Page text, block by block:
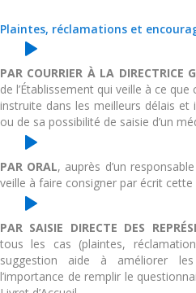
Plaintes, réclamations et
PAR COURRIER À LA DIRECTRICE
de l’Établissement qui veille à ce
instruite dans les meilleurs délais
ou de sa possibilité de saisie d’un
PAR ORAL, auprès d’un
veille à faire consigner par écrit
PAR SAISIE DIRECTE DES
tous les cas (plaintes,
suggestion aide à améliorer
l’importance de remplir le